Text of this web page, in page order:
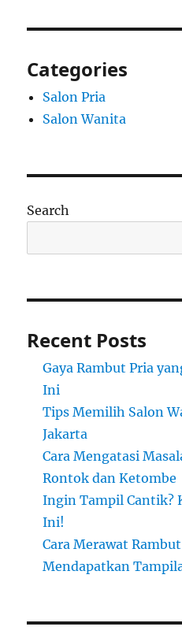
Categories
Salon Pria
Salon Wanita
Search
Recent Posts
Gaya Rambut Pria
Ini
Tips Memilih Salon
Jakarta
Cara Mengatasi
Rontok dan Ketombe
Ingin Tampil Cantik?
Ini!
Cara Merawat
Mendapatkan